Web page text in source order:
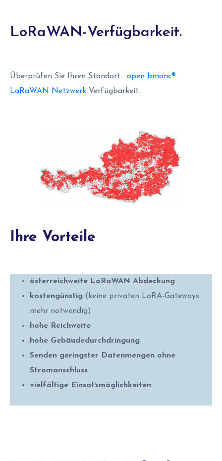
LoRaWAN-Verfügbarkeit.
Überprüfen Sie Ihren Standort. open bmonc®
LaRaWAN Netzwerk Verfügbarkeit.
Ihre Vorteile
österreichweite LoRaWAN Abdeckung
kostengünstig (keine privaten LoRA-Gateways
mehr notwendig)
hohe Reichweite
hohe Gebäudedurchdringung
Senden geringster Datenmengen ohne
Stromanschluss
vielfältige Einsatzmöglichkeiten